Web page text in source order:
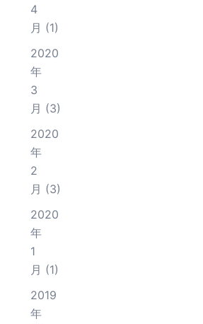
4
月 (1)
2020
年
3
月 (3)
2020
年
2
月 (3)
2020
年
1
月 (1)
2019
年